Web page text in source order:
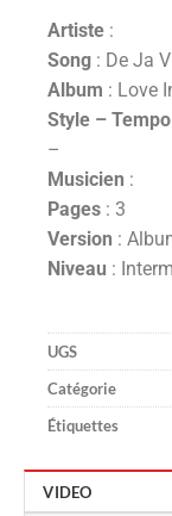
Artiste :
Song : De Ja
Album : Love
Style –
–
Musicien :
Pages : 3
Version :
Niveau :
UGS
Catégorie
Étiquettes
VIDEO